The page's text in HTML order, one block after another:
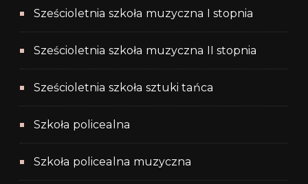
Sześcioletnia szkoła muzyczna I stopnia
Sześcioletnia szkoła muzyczna II stopnia
Sześcioletnia szkoła sztuki tańca
Szkoła policealna
Szkoła policealna muzyczna